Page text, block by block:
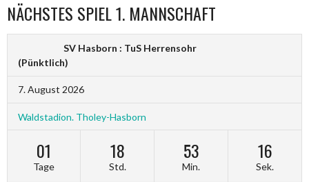
NÄCHSTES SPIEL 1. MANNSCHAFT
SV Hasborn : TuS Herrensohr
(Pünktlich)
7. August 2026
Waldstadion. Tholey-Hasborn
01
Tage
18
Std.
53
Min.
15
Sek.